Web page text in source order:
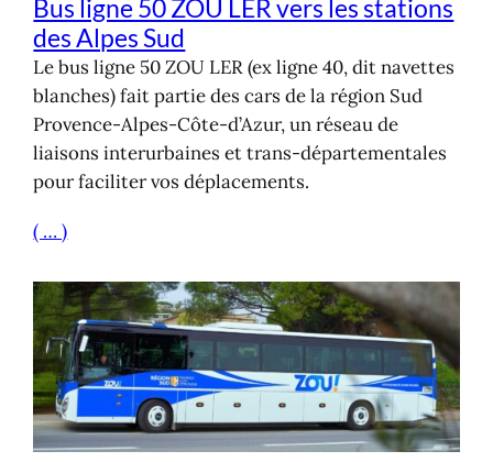
Bus ligne 50 ZOU LER vers les stations
des Alpes Sud
Le bus ligne 50 ZOU LER (ex ligne 40, dit navettes
blanches) fait partie des cars de la région Sud
Provence-Alpes-Côte-d’Azur, un réseau de
liaisons interurbaines et trans-départementales
pour faciliter vos déplacements.
( … )